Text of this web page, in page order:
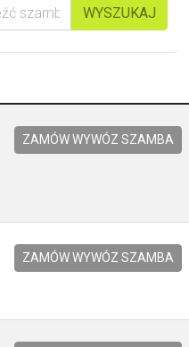
WYSZUKAJ
ZAMÓW WYWÓZ SZAMBA
ZAMÓW WYWÓZ SZAMBA